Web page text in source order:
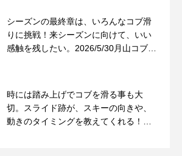
シーズンの最終章は、いろんなコブ滑
りに挑戦！来シーズンに向けて、いい
感触を残したい。2026/5/30月山コブレ
時には踏み上げでコブを滑る事も大
切。スライド跡が、スキーの向きや、
動きのタイミングを教えてくれる！